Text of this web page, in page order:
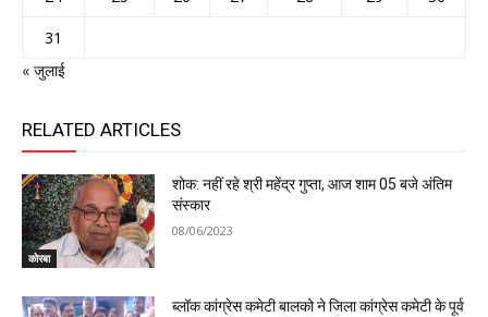
31
« जुलाई
RELATED ARTICLES
कोरबा
शोक: नहीं रहे श्री महेंद्र गुप्ता, आज शाम 05 बजे अंतिम
संस्कार
08/06/2023
ब्लॉक कांग्रेस कमेटी बालको ने जिला कांग्रेस कमेटी के पूर्व